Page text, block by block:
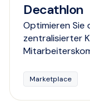
Decathlon
Optimieren Sie
zentralisierter
Marketplace